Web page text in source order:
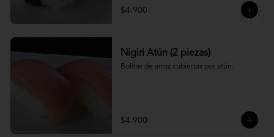
$4.900
Nigiri Atún (2 piezas)
Bolitas de arroz cubiertas por atún.
$4.900